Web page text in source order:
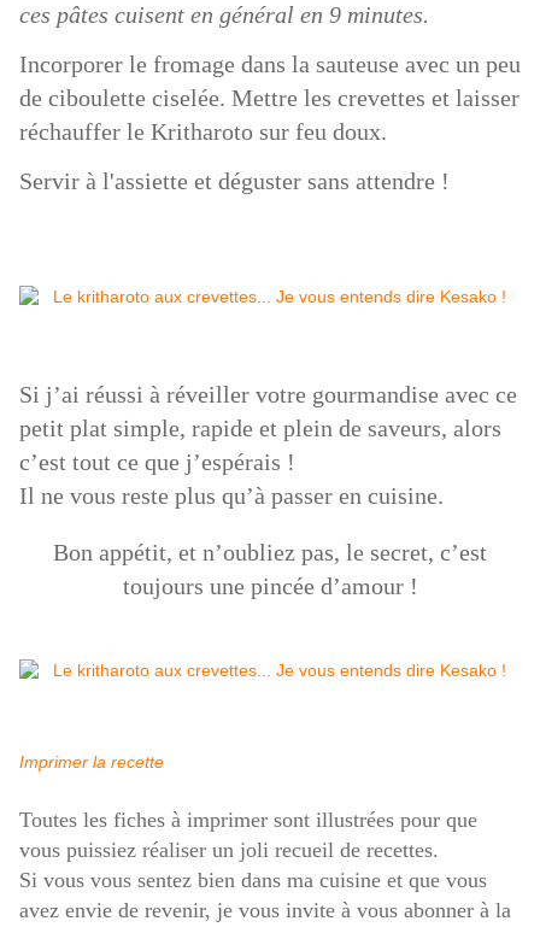
ces pâtes cuisent en général en 9 minutes.
Incorporer le fromage dans la sauteuse avec un peu
de ciboulette ciselée. Mettre les crevettes et laisser
réchauffer le Kritharoto sur feu doux.
Servir à l'assiette et déguster sans attendre !
Si j’ai réussi à réveiller votre gourmandise avec ce
petit plat simple, rapide et plein de saveurs, alors
c’est tout ce que j’espérais !
Il ne vous reste plus qu’à passer en cuisine.
Bon appétit, et n’oubliez pas, le secret, c’est
toujours une pincée d’amour !
Imprimer la recette
Toutes les fiches à imprimer sont illustrées pour que
vous puissiez réaliser un joli recueil de recettes.
Si vous vous sentez bien dans ma cuisine et que vous
avez envie de revenir, je vous invite à vous abonner à la